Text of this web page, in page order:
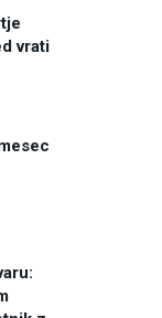
vrati